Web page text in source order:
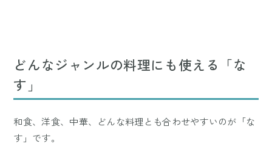
どんなジャンルの料理にも使える「な
す」
和食、洋食、中華、どんな料理とも合わせやすいのが「な
す」です。